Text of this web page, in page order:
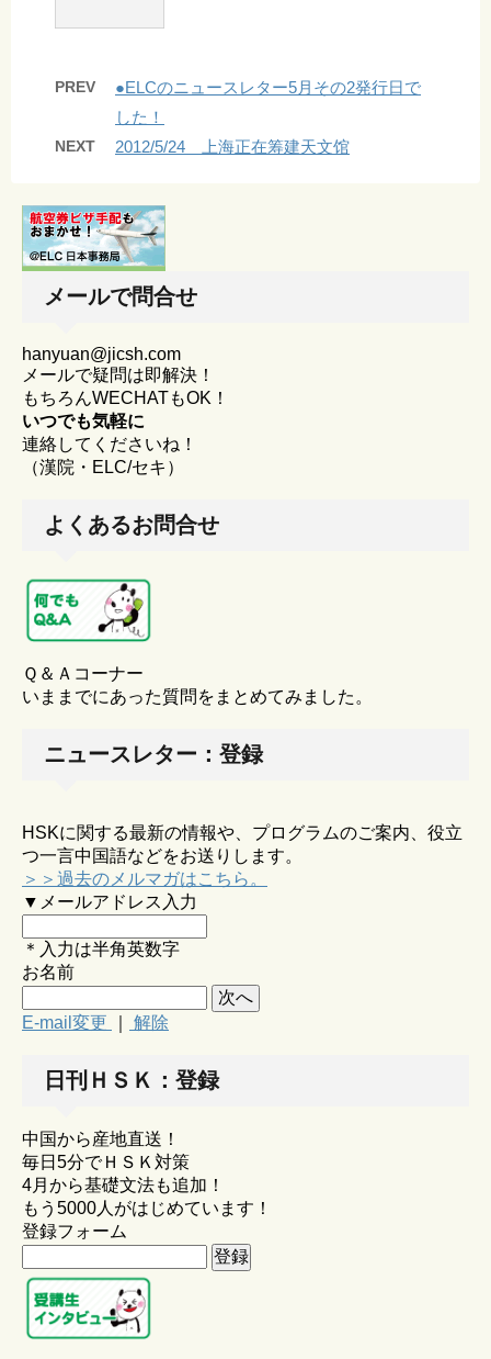
PREV
●ELCのニュースレター5月その2発行日で
した！
NEXT 2012/5/24 上海正在筹建天文馆
メールで問合せ
hanyuan@jicsh.com
メールで疑問は即解決！
もちろんWECHATもOK！
いつでも気軽に
連絡してくださいね！
（漢院・ELC/セキ）
よくあるお問合せ
Ｑ＆Ａコーナー
いままでにあった質問をまとめてみました。
ニュースレター：登録
HSKに関する最新の情報や、プログラムのご案内、役立
つ一言中国語などをお送りします。
＞＞過去のメルマガはこちら。
▼メールアドレス入力
＊入力は半角英数字
お名前
E-mail変更 解除
日刊ＨＳＫ：登録
中国から産地直送！
毎日5分でＨＳＫ対策
4月から基礎文法も追加！
もう5000人がはじめています！
登録フォーム